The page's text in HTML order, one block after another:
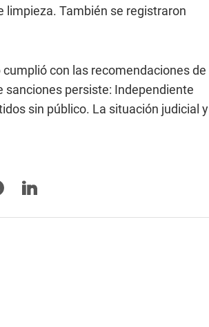
limpieza. También se registraron
con las recomendaciones de
sanciones persiste: Independiente
sin público. La situación judicial y